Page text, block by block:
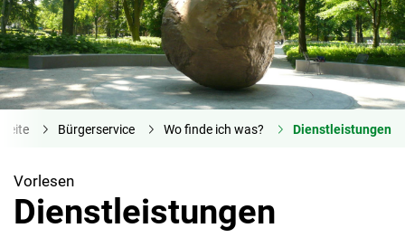
Bürgerservice Wo finde ich was? Dienstleistungen
Vorlesen
Dienstleistungen